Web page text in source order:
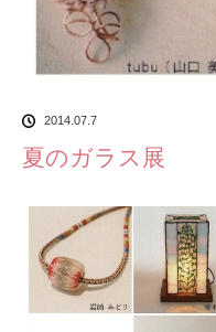
2014.07.7
夏のガラス展